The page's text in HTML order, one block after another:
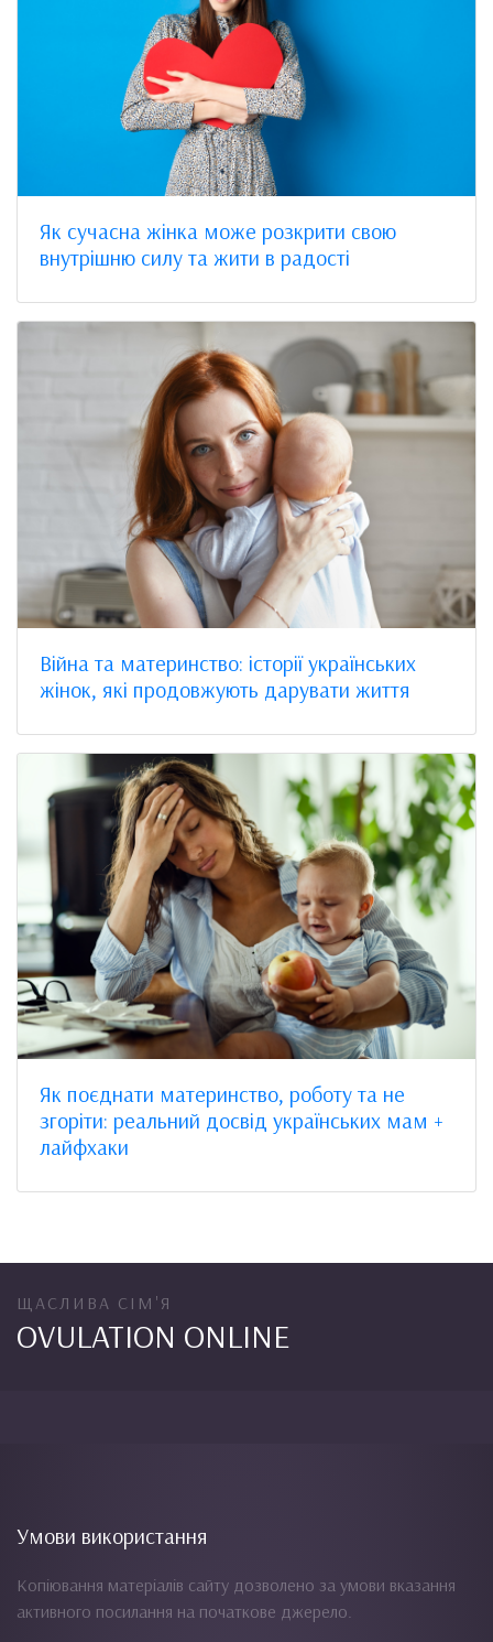
Як сучасна жінка може розкрити свою
внутрішню силу та жити в радості
Війна та материнство: історії українських
жінок, які продовжують дарувати життя
Як поєднати материнство, роботу та не
згоріти: реальний досвід українських мам +
лайфхаки
ЩАСЛИВА СІМ'Я
OVULATION ONLINE
Умови використання
Копіювання матеріалів сайту дозволено за умови вказання
активного посилання на початкове джерело.